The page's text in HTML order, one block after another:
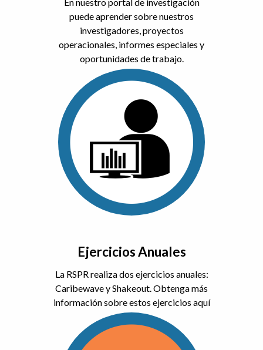
puede aprender sobre nuestros
investigadores, proyectos
operacionales, informes especiales y
oportunidades de trabajo.
Ejercicios Anuales
La RSPR realiza dos ejercicios anuales:
Caribewave y Shakeout. Obtenga más
información sobre estos ejercicios aquí